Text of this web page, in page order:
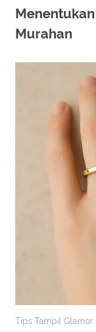
Murahan
Tips Tampil Glamor